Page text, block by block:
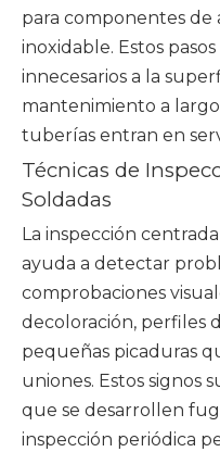
para componentes de
inoxidable. Estos
innecesarios a la
mantenimiento a
tuberías entran en
Técnicas de
Soldadas
La inspección
ayuda a detectar
comprobaciones
decoloración, perfiles
pequeñas picaduras
uniones. Estos signos
que se desarrollen
inspección periódica